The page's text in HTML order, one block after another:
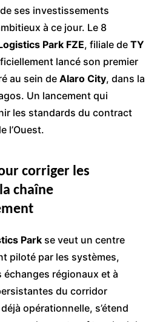
ses investissements
à ce jour. Le 8
Park FZE, filiale de TY
lancé son premier
au sein de Alaro City, dans la
Un lancement qui
les standards du contract
l’Ouest.
corriger les
chaîne
Parkse veut un centre
piloté par les systèmes,
régionaux et à
du corridor
opérationnelle, s’étend